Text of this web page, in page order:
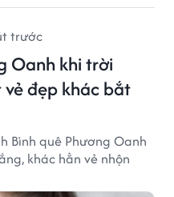
trước
Oanh khi trời
đẹp khác bắt
Bình quê Phương Oanh
khác hẳn vẻ nhộn